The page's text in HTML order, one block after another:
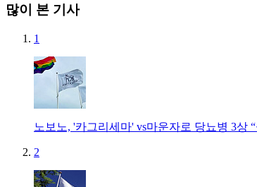
많이 본 기사
1
노보노, '카그리세마' vs마운자로 당뇨병 3상
2